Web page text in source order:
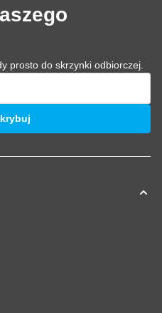
prosto do skrzynki odbiorczej.